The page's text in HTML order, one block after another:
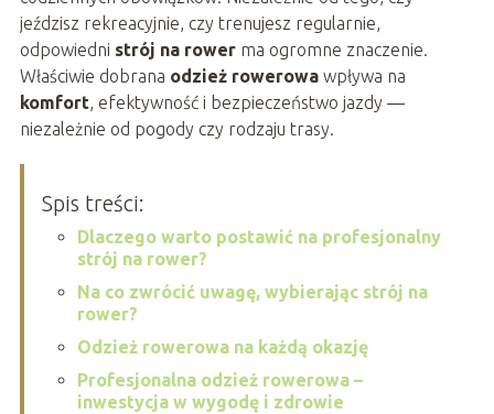
jeździsz rekreacyjnie, czy trenujesz regularnie,
odpowiedni strój na rowerma ogromne znaczenie.
Właściwie dobrana odzież rowerowawpływa na
komfort, efektywność i bezpieczeństwo jazdy —
niezależnie od pogody czy rodzaju trasy.
Spis treści:
Dlaczego warto postawić na profesjonalny
strój na rower?
Na co zwrócić uwagę, wybierając strój na
rower?
Odzież rowerowa na każdą okazję
Profesjonalna odzież rowerowa –
inwestycja w wygodę i zdrowie